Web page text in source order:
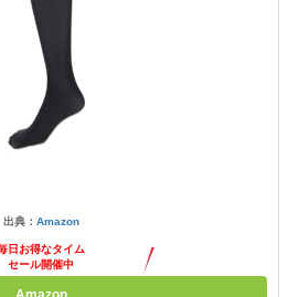
出典： Amazon
日お得なタイム
セール開催中